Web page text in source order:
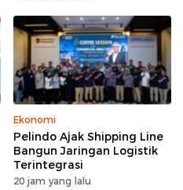
Sosial
Ekonomi
Pelindo Ajak Shipping Line
Bangun Jaringan Logistik
Terintegrasi
20 jam yang lalu